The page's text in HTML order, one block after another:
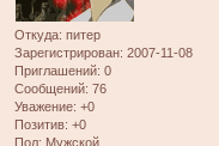
Откуда: питер
Зарегистрирован: 2007-11-08
Приглашений: 0
Сообщений: 76
Уважение: +0
Позитив: +0
Пол: Мужской